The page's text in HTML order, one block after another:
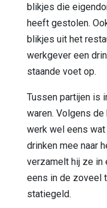
blikjes die
heeft gestolen.
blikjes uit het
werkgever een
staande voet op.
Tussen partijen is
waren. Volgens
werk wel eens
drinken mee naar
verzamelt hij ze in
eens in de zoveel
statiegeld.